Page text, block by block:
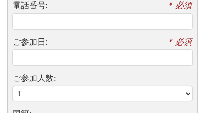
電話番号: * 必須
ご参加日: * 必須
ご参加人数: